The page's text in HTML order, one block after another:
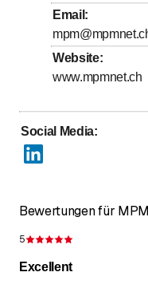
Sonntag
Email :
Website:
www.mpmnet.ch
Social Media:
Bewertungen für
5
Excellent